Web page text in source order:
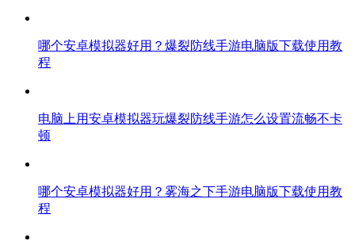
哪个安卓模拟器好用？爆裂防线手游电脑版下载使用教
程
电脑上用安卓模拟器玩爆裂防线手游怎么设置流畅不卡
顿
哪个安卓模拟器好用？雾海之下手游电脑版下载使用教
程